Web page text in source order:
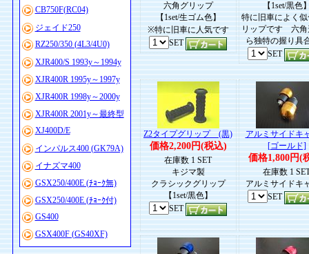
CB750F(RC04)
ジェイド250
RZ250/350 (4L3/4U0)
XJR400/S 1993y～1994y
XJR400R 1995y～1997y
XJR400R 1998y～2000y
XJR400R 2001y～最終型
XJ400D/E
インパルス400 (GK79A)
イナズマ400
GSX250/400E (ﾁｮｰｸ無)
GSX250/400E (ﾁｮｰｸ付)
GS400
GSX400F (GS40XF)
六角グリップ
【1set/生ゴム色】
※特に旧車に人気です
SET
【1set/黒色
特に旧車によく
リップです 六角
ら独特の握り具
SET
Z2タイプグリップ (黒)
価格2,200円(税込)
在庫数 1 SET
キジマ製
クラシックグリップ
【1set/黒色】
SET
アルミサイドキ
[ゴールド]
価格1,800円(
在庫数 1
アルミサイドキ
SET